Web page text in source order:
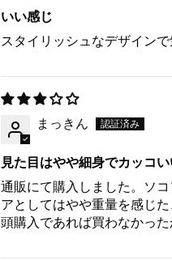
いい感じ
スタイリッシュなデザインで
まっきん
見た目はやや細身でカッコ
通販にて購入しました。ソ
アとしてはやや重量を感じ
頭購入であれば買わなかっ